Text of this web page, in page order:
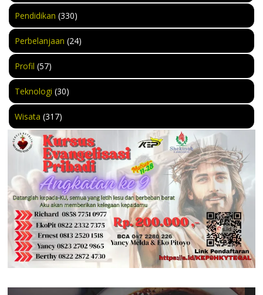
Pendidikan (330)
Perbelanjaan (24)
Profil (57)
Teknologi (30)
Wisata (317)